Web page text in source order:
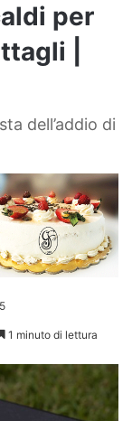
per
|
dell’addio di
1 minuto di lettura